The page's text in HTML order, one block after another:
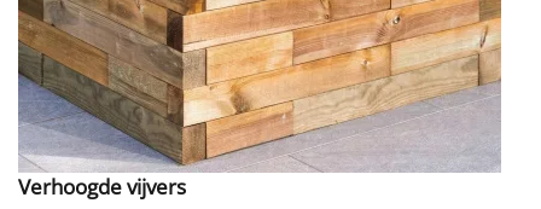
Verhoogde vijvers